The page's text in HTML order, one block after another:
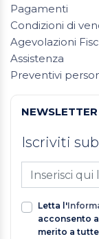
Pagamenti
Condizioni di
Agevolazioni
Assistenza
Preventivi
NEWSLETTER
Iscriviti
Letta l'
acconsento
merito a